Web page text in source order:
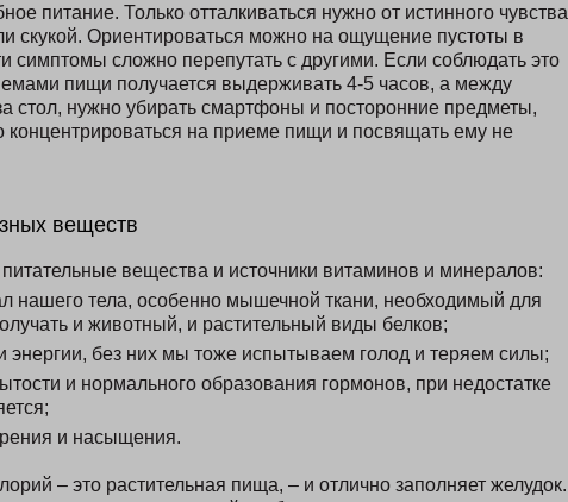
питание. Только отталкиваться нужно от истинного чувства
скукой. Ориентироваться можно на ощущение пустоты в
симптомы сложно перепутать с другими. Если соблюдать это
пищи получается выдерживать 4-5 часов, а между
стол, нужно убирать смартфоны и посторонние предметы,
концентрироваться на приеме пищи и посвящать ему не
веществ
вещества и источники витаминов и минералов:
нашего тела, особенно мышечной ткани, необходимый для
и животный, и растительный виды белков;
энергии, без них мы тоже испытываем голод и теряем силы;
и нормального образования гормонов, при недостатке
и насыщения.
– это растительная пища, – и отлично заполняет желудок.